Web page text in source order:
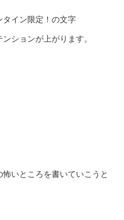
タイン限定！の文字
ションが上がります。
いところを書いていこうと